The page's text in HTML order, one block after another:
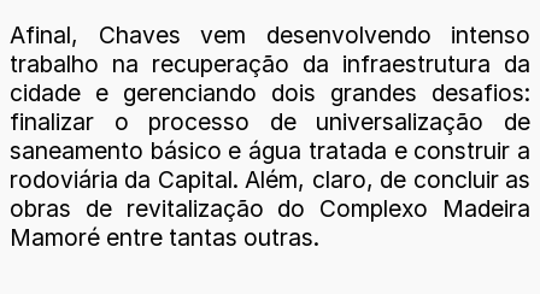
Afinal, Chaves vem desenvolvendo intenso
trabalho na recuperação da infraestrutura da
cidade e gerenciando dois grandes desafios:
finalizar o processo de universalização de
saneamento básico e água tratada e construir a
rodoviária da Capital. Além, claro, de concluir as
obras de revitalização do Complexo Madeira
Mamoré entre tantas outras.